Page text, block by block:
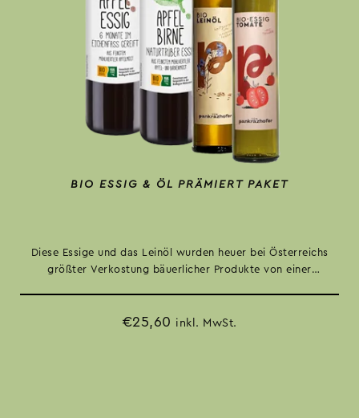
BIO ESSIG & ÖL PRÄMIERT PAKET
Diese Essige und das Leinöl wurden heuer bei Österreichs
größter Verkostung bäuerlicher Produkte von einer
€25,60 inkl. MwSt.